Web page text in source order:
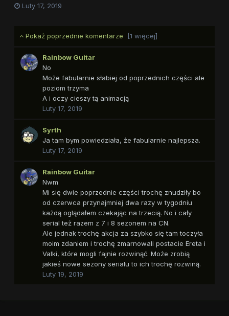
Luty 17, 2019
Pokaż poprzednie komentarze [1 więcej]
Rainbow Guitar
No
Może fabularnie słabiej od poprzednich części ale
poziom trzyma
A i oczy cieszy tą animacją
Luty 17, 2019
Syrth
Ja tam bym powiedziała, że fabularnie najlepsza.
Luty 17, 2019
Rainbow Guitar
Nwm
Mi się dwie poprzednie części trochę znudziły bo
od czerwca przynajmniej dwa razy w tygodniu
każdą oglądałem czekając na trzecią. No i cały
serial też razem z 7 i 8 sezonem na CN.
Ale jednak trochę akcja za szybko się tam toczyła
moim zdaniem i trochę zmarnowali postacie Ereta i
Valki, które mogli fajnie rozwinąć. Może zrobią
jakieś nowe sezony serialu to ich trochę rozwiną.
Luty 19, 2019